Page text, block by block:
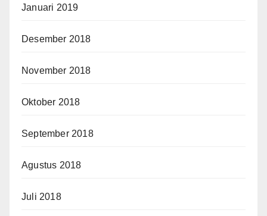
Januari 2019
Desember 2018
November 2018
Oktober 2018
September 2018
Agustus 2018
Juli 2018